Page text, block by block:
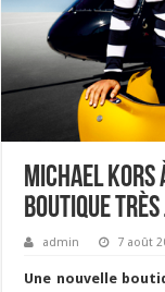
Michael Kors
boutique
admin 7 août
Une nouvelle